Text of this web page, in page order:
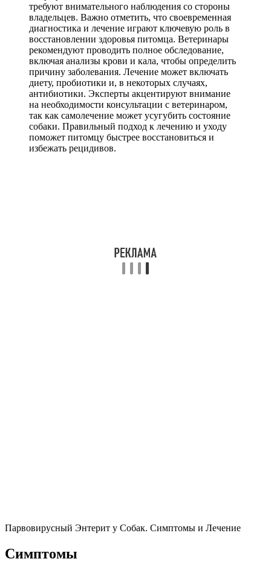
требуют внимательного наблюдения со стороны
владельцев. Важно отметить, что своевременная
диагностика и лечение играют ключевую роль в
восстановлении здоровья питомца. Ветеринары
рекомендуют проводить полное обследование,
включая анализы крови и кала, чтобы определить
причину заболевания. Лечение может включать
диету, пробиотики и, в некоторых случаях,
антибиотики. Эксперты акцентируют внимание
на необходимости консультации с ветеринаром,
так как самолечение может усугубить состояние
собаки. Правильный подход к лечению и уходу
поможет питомцу быстрее восстановиться и
избежать рецидивов.
Парвовирусный Энтерит у Собак. Симптомы и Лечение
Симптомы